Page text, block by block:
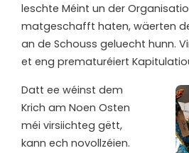
leschte Méint un der
matgeschafft haten, wäerten
an de Schouss geluecht hunn.
et eng prematuréiert
Datt ee wéinst dem
Krich am Noen Osten
méi virsiichteg gëtt,
kann ech novollzéien.